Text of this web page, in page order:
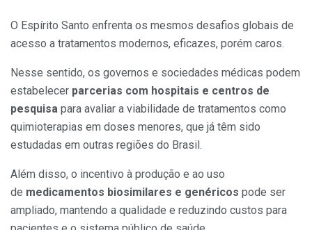
O Espírito Santo enfrenta os mesmos desafios globais de
acesso a tratamentos modernos, eficazes, porém caros.
Nesse sentido, os governos e sociedades médicas podem
estabelecer parcerias com hospitais e centros de
pesquisa para avaliar a viabilidade de tratamentos como
quimioterapias em doses menores, que já têm sido
estudadas em outras regiões do Brasil.
Além disso, o incentivo à produção e ao uso
de medicamentos biosimilares e genéricos pode ser
ampliado, mantendo a qualidade e reduzindo custos para